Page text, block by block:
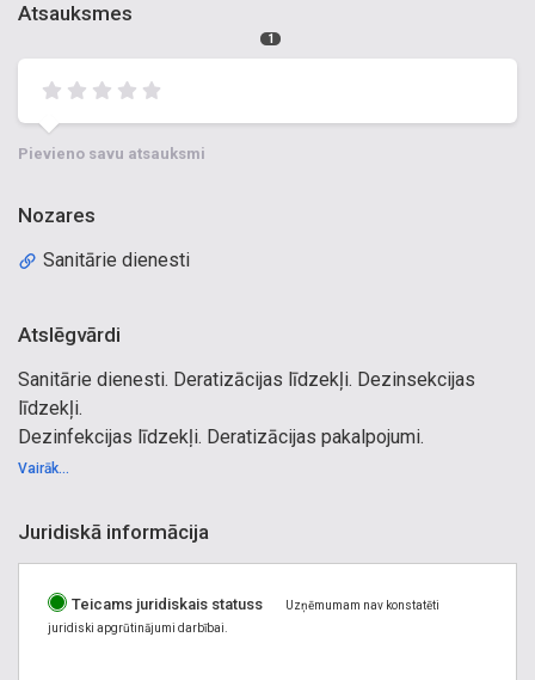
Atsauksmes
1
Pievieno savu atsauksmi
Nozares
Sanitārie dienesti
Atslēgvārdi
Sanitārie dienesti. Deratizācijas līdzekļi. Dezinsekcijas
līdzekļi.
Dezinfekcijas līdzekļi. Deratizācijas pakalpojumi.
Dezinsekcijas pakalpojumi.
dezinfekcija
(žurku, peļu) putnu kontrole, insektu, (prusaku, tarakānu,
skudru,
Vairāk...
Juridiskā informācija
Teicams juridiskais statuss
Uzņēmumam nav konstatēti
juridiski apgrūtinājumi darbībai.